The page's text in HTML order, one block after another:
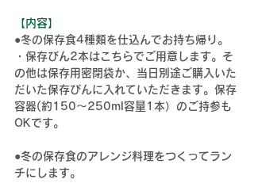
【内容】
●冬の保存食4種類を仕込んでお持ち帰り。
・ 保存びん2本はこちらでご用意します。そ
の他は保存用密閉袋か、当日別途ご購入いた
だいた保存びんに入れていただきます。保存
容器(約150～250ml容量1本）のご持参も
OKです。
●冬の保存食のアレンジ料理をつくってラン
チにします。